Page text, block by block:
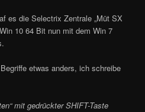
es die Selectrix Zentrale „Müt SX
10 64 Bit nun mit dem Win 7
etwas anders, ich schreibe
mit gedrückter SHIFT-Taste